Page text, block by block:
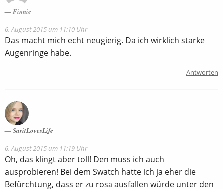
Finnie
6. August 2015 um 11:10 Uhr
Das macht mich echt neugierig. Da ich wirklich starke
Augenringe habe.
Antworten
SaritLovesLife
6. August 2015 um 11:19 Uhr
Oh, das klingt aber toll! Den muss ich auch
ausprobieren! Bei dem Swatch hatte ich ja eher die
Befürchtung, dass er zu rosa ausfallen würde unter den